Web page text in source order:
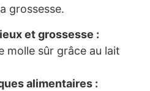
grossesse.
et grossesse :
molle sûr grâce au lait
alimentaires :